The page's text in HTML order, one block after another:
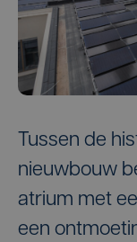
Tussen de
nieuwbouw
atrium met
een